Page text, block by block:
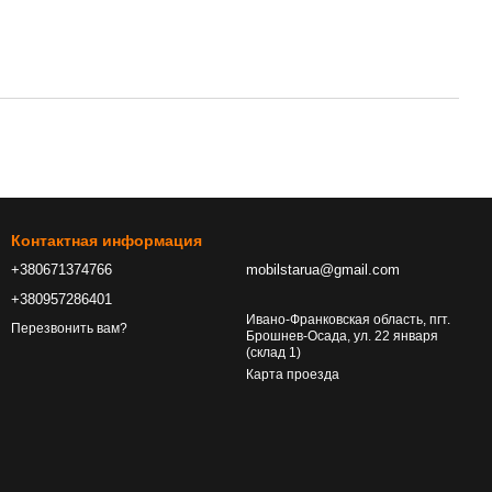
Контактная информация
+380671374766
+380957286401
Перезвонить вам?
mobilstarua@gmail.com
Ивано-Франковская область, пгт.
Брошнев-Осада, ул. 22 января
(склад 1)
Карта проезда